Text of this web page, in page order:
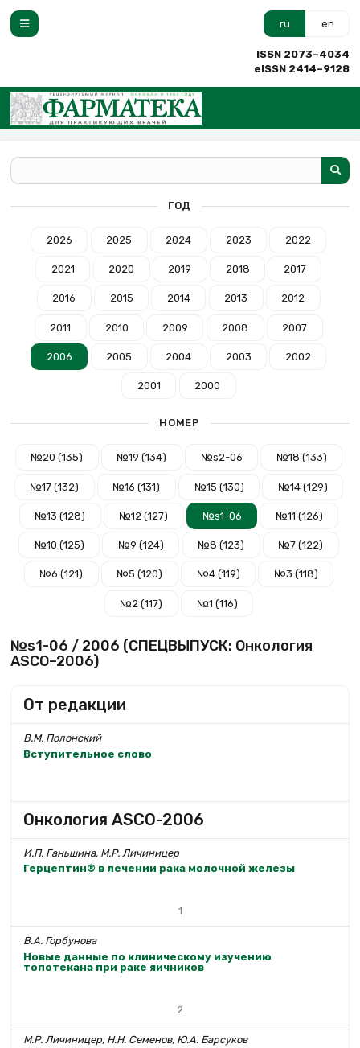
ru en
ISSN 2073–4034
eISSN 2414–9128
ГОД
2026 2025 2024 2023 2022
2021 2020 2019 2018 2017
2016 2015 2014 2013 2012
2011 2010 2009 2008 2007
2006 2005 2004 2003 2002
2001 2000
НОМЕР
№20 (135) №19 (134) №s2-06 №18 (133)
№17 (132) №16 (131) №15 (130) №14 (129)
№13 (128) №12 (127) №s1-06 №11 (126)
№10 (125) №9 (124) №8 (123) №7 (122)
№6 (121) №5 (120) №4 (119) №3 (118)
№2 (117) №1 (116)
№s1-06 / 2006 (СПЕЦВЫПУСК: Онкология
ASCO–2006)
От редакции
В.М. Полонский
Вступительное слово
Онкология ASCO-2006
И.П. Ганьшина, М.Р. Личиницер
Герцептин® в лечении рака молочной железы
1
В.А. Горбунова
Новые данные по клиническому изучению
топотекана при раке яичников
2
М.Р. Личиницер, Н.Н. Семенов, Ю.А. Барсуков